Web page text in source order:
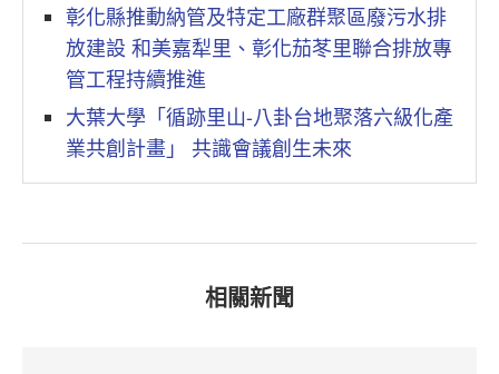
彰化縣推動納管及特定工廠群聚區廢污水排
放建設 和美嘉犁里、彰化茄苳里聯合排放專
管工程持續推進
大葉大學「循跡里山-八卦台地聚落六級化產
業共創計畫」 共識會議創生未來
相關新聞